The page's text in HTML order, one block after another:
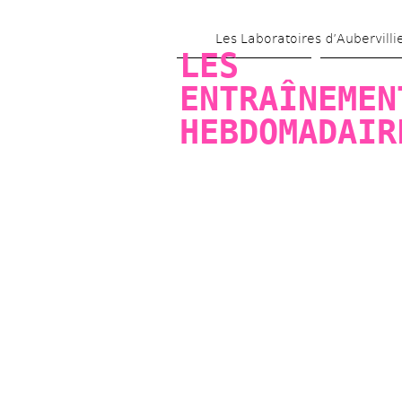
Les Laboratoires
LES